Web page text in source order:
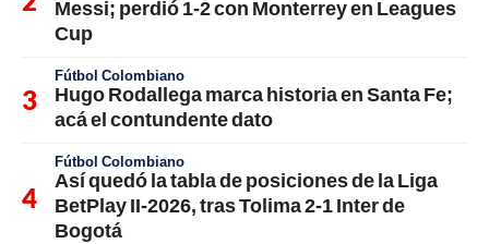
Messi; perdió 1-2 con Monterrey en Leagues
Cup
Fútbol Colombiano
Hugo Rodallega marca historia en Santa Fe;
acá el contundente dato
Fútbol Colombiano
Así quedó la tabla de posiciones de la Liga
BetPlay II-2026, tras Tolima 2-1 Inter de
Bogotá